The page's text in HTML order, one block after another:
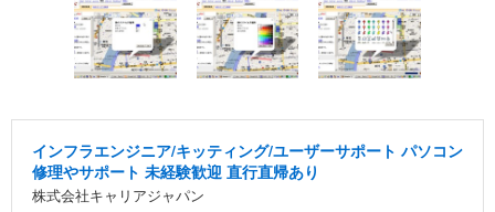
インフラエンジニア/キッティング/ユーザーサポート パソコン
修理やサポート 未経験歓迎 直行直帰あり
株式会社キャリアジャパン